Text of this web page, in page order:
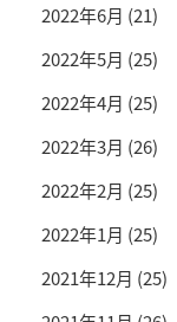
2022年6月 (21)
2022年5月 (25)
2022年4月 (25)
2022年3月 (26)
2022年2月 (25)
2022年1月 (25)
2021年12月 (25)